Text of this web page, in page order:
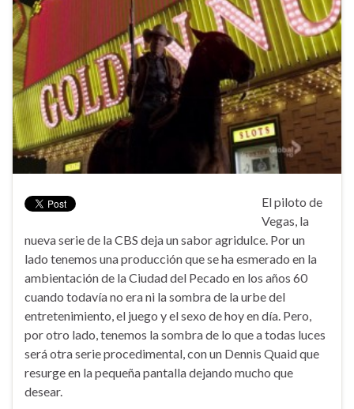
El piloto de
Vegas, la
nueva serie de la CBS deja un sabor agridulce. Por un
lado tenemos una producción que se ha esmerado en la
ambientación de la Ciudad del Pecado en los años 60
cuando todavía no era ni la sombra de la urbe del
entretenimiento, el juego y el sexo de hoy en día. Pero,
por otro lado, tenemos la sombra de lo que a todas luces
será otra serie procedimental, con un Dennis Quaid que
resurge en la pequeña pantalla dejando mucho que
desear.